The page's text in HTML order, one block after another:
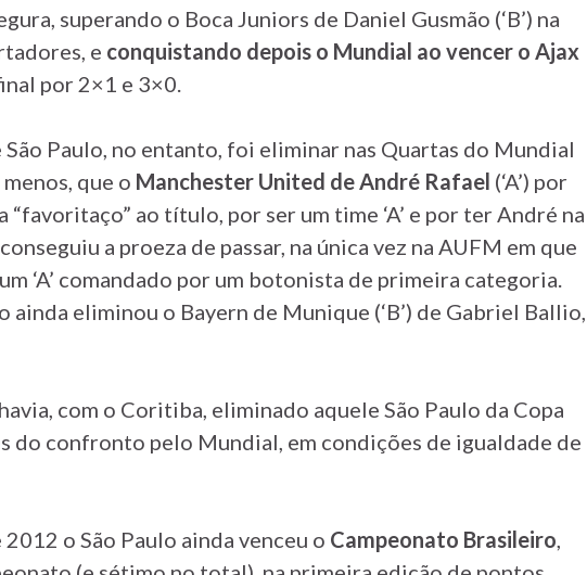
superando o Boca Juniors de Daniel Gusmão (‘B’) na
e conquistando depois o Mundial ao vencer o Ajax
final por 2×1 e 3×0.
Paulo, no entanto, foi eliminar nas Quartas do Mundial
que o Manchester United de André Rafael (‘A’) por
ao título, por ser um time ‘A’ e por ter André na
a proeza de passar, na única vez na AUFM em que
‘A’ comandado por um botonista de primeira categoria.
ainda eliminou o Bayern de Munique (‘B’) de Gabriel Ballio,
com o Coritiba, eliminado aquele São Paulo da Copa
do confronto pelo Mundial, em condições de igualdade de
o São Paulo ainda venceu o Campeonato Brasileiro